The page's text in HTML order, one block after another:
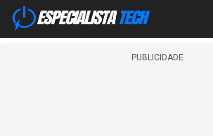
PUBLICIDADE